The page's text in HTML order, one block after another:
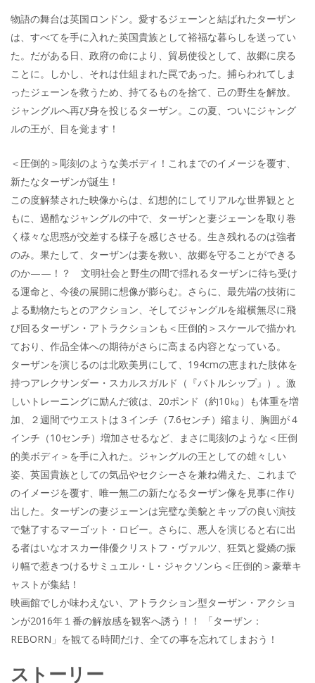
物語の舞台は英国ロンドン。愛するジェーンと結ばれたターザン
は、すべてを手に入れた英国貴族として裕福な暮らしを送ってい
た。だがある日、政府の命により、貿易使役として、故郷に戻る
ことに。しかし、それは仕組まれた罠であった。捕らわれてしま
ったジェーンを救うため、持てるものを捨て、己の野生を解放。
ジャングルへ再び身を投じるターザン。この夏、ついにジャング
ルの王が、目を覚ます！
＜圧倒的＞彫刻のような美ボディ！これまでのイメージを覆す、
新たなターザンが誕生！
この度解禁された映像からは、幻想的にしてリアルな世界観とと
もに、過酷なジャングルの中で、ターザンと妻ジェーンを取り巻
く様々な思惑が交差する様子を感じさせる。生き残れるのは強者
のみ。果たして、ターザンは妻を救い、故郷を守ることができる
のか——！？ 文明社会と野生の間で揺れるターザンに待ち受け
る運命と、今後の展開に想像が膨らむ。さらに、最先端の技術に
よる動物たちとのアクション、そしてジャングルを縦横無尽に飛
び回るターザン・アトラクションも＜圧倒的＞スケールで描かれ
ており、作品全体への期待がさらに高まる内容となっている。
ターザンを演じるのは北欧美男にして、194cmの恵まれた肢体を
持つアレクサンダー・スカルスガルド（『バトルシップ』）。激
しいトレーニングに励んだ彼は、20ポンド（約10㎏）も体重を増
加、２週間でウエストは３インチ（7.6センチ）縮まり、胸囲が４
インチ（10センチ）増加させるなど、まさに彫刻のような＜圧倒
的美ボディ＞を手に入れた。ジャングルの王としての雄々しい
姿、英国貴族としての気品やセクシーさを兼ね備えた、これまで
のイメージを覆す、唯一無二の新たなるターザン像を見事に作り
出した。ターザンの妻ジェーンは完璧な美貌とキップの良い演技
で魅了するマーゴット・ロビー。さらに、悪人を演じると右に出
る者はいなオスカー俳優クリストフ・ヴァルツ、狂気と愛嬌の振
り幅で惹きつけるサミュエル・L・ジャクソンら＜圧倒的＞豪華キ
ャストが集結！
映画館でしか味わえない、アトラクション型ターザン・アクショ
ンが2016年１番の解放感を観客へ誘う！！ 「ターザン：
REBORN」を観てる時間だけ、全ての事を忘れてしまおう！
ストーリー